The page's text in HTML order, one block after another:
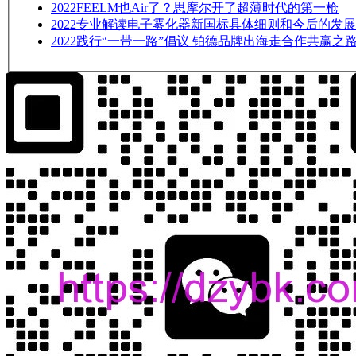
2022FEELM也Air了？思摩尔开了超薄时代的第一枪
2022专业解读电子雾化器新国标具体细则和今后的发
2022践行“一带一路”倡议 铂德品牌出海走合作共赢之